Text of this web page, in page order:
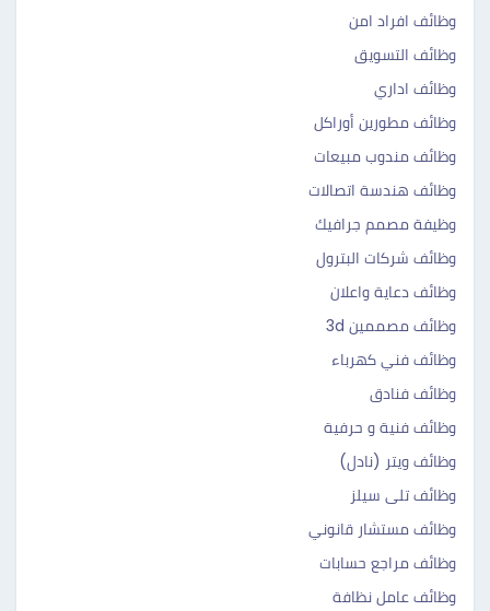
وظائف افراد امن
وظائف التسويق
وظائف اداري
وظائف مطورين أوراكل
وظائف مندوب مبيعات
وظائف هندسة اتصالات
وظيفة مصمم جرافيك
وظائف شركات البترول
وظائف دعاية واعلان
وظائف مصممين 3d
وظائف فني كهرباء
وظائف فنادق
وظائف فنية و حرفية
وظائف ويتر (نادل)
وظائف تلى سيلز
وظائف مستشار قانوني
وظائف مراجع حسابات
وظائف عامل نظافة